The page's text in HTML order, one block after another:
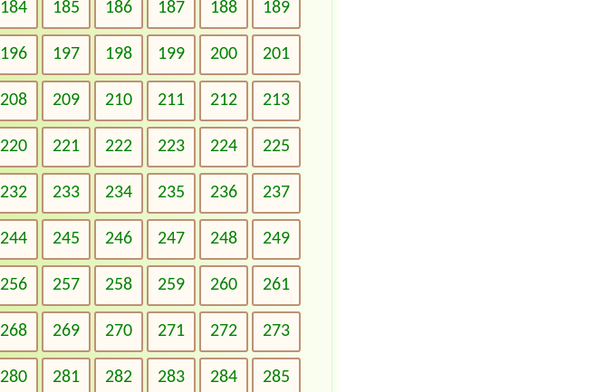
184 185 186 187 188 189
196 197 198 199 200 201
208 209 210 211 212 213
220 221 222 223 224 225
232 233 234 235 236 237
244 245 246 247 248 249
256 257 258 259 260 261
268 269 270 271 272 273
280 281 282 283 284 285